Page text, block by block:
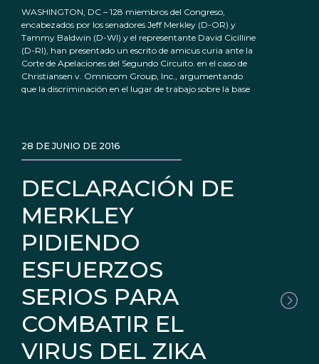
WASHINGTON, DC – 128 miembros del Congreso,
encabezados por los senadores Jeff Merkley (D-OR) y
Tammy Baldwin (D-WI) y el representante David Cicilline
(D-RI), han presentado un escrito de amicus curia ante la
Corte de Apelaciones del Segundo Circuito. en el caso de
Christiansen v. Omnicom Group, Inc., argumentando
que la discriminación en el lugar de trabajo sobre la base
DECLARACIÓN DE
MERKLEY
PIDIENDO
ESFUERZOS
SERIOS PARA
COMBATIR EL
VIRUS DEL ZIKA
28 DE JUNIO DE 2016